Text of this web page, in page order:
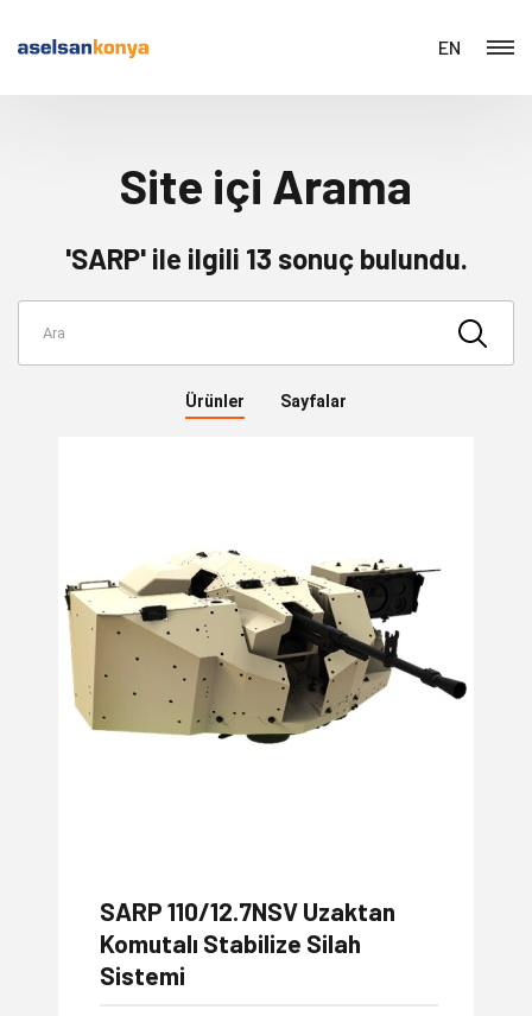
EN
Site içi Arama
'SARP' ile ilgili 13 sonuç bulundu.
Ürünler Sayfalar
SARP 110/12.7NSV Uzaktan
Komutalı Stabilize Silah
Sistemi